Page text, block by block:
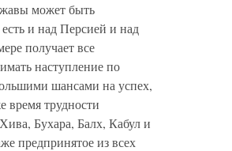
может быть
и над Персией и над
получает все
наступление по
шансами на успех,
время трудности
Бухара, Балх, Кабул и
предпринятое из всех